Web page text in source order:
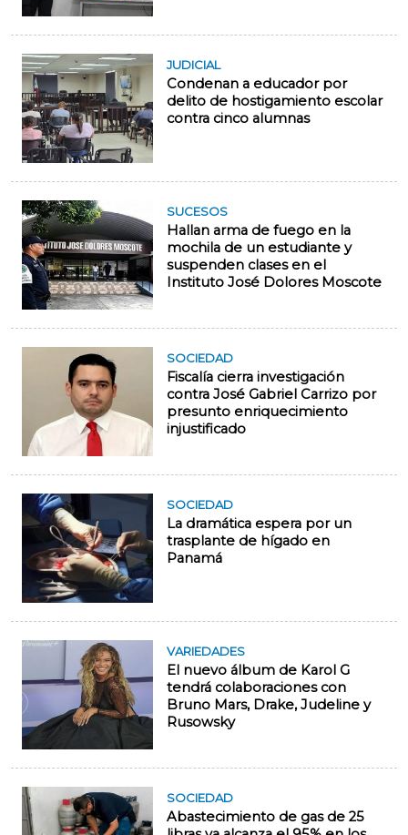
JUDICIAL
Condenan a educador por
delito de hostigamiento escolar
contra cinco alumnas
SUCESOS
Hallan arma de fuego en la
mochila de un estudiante y
suspenden clases en el
Instituto José Dolores Moscote
SOCIEDAD
Fiscalía cierra investigación
contra José Gabriel Carrizo por
presunto enriquecimiento
injustificado
SOCIEDAD
La dramática espera por un
trasplante de hígado en
Panamá
VARIEDADES
El nuevo álbum de Karol G
tendrá colaboraciones con
Bruno Mars, Drake, Judeline y
Rusowsky
SOCIEDAD
Abastecimiento de gas de 25